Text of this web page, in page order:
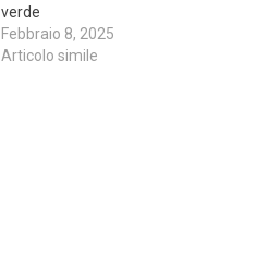
verde
Febbraio 8, 2025
Articolo simile